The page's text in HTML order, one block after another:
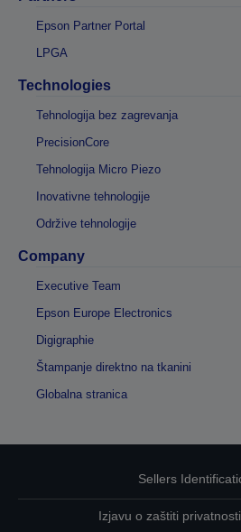
Epson Partner Portal
LPGA
Technologies
Tehnologija bez zagrevanja
PrecisionCore
Tehnologija Micro Piezo
Inovativne tehnologije
Održive tehnologije
Company
Executive Team
Epson Europe Electronics
Digigraphie
Štampanje direktno na tkanini
Globalna stranica
Sellers
Izjavu o zaštiti